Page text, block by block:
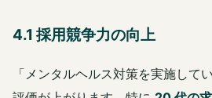
4.1 採用競争力の向上
「メンタルヘルス対策を実施して